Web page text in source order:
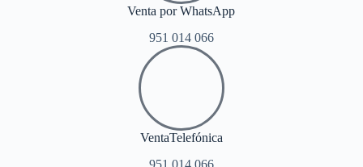
Venta por WhatsApp
951 014 066
VentaTelefónica
951 014 066